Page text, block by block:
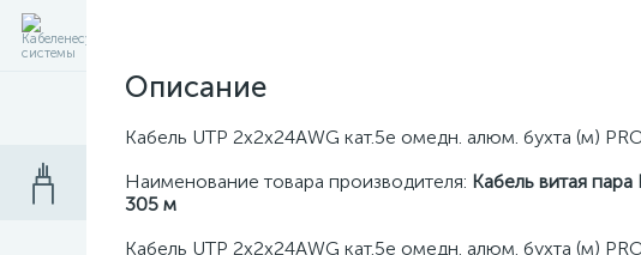
Описание
Кабель UTP 2х2х24AWG кат.5e омедн. алюм. бухта (м)
Наименование товара производителя: Кабель витая
305 м
Кабель UTP 2х2х24AWG кат.5e омедн. алюм. бухта (м)